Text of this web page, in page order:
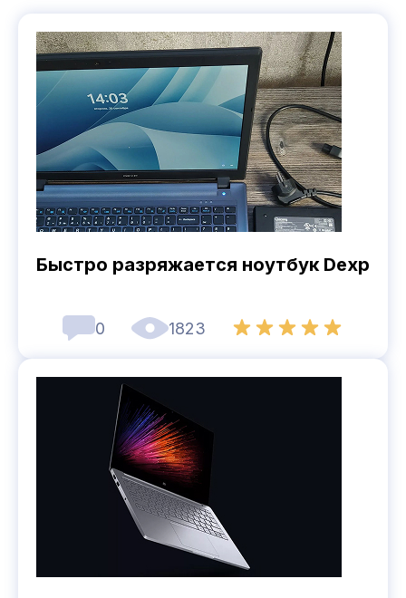
Быстро разряжается ноутбук Dexp
0 1823